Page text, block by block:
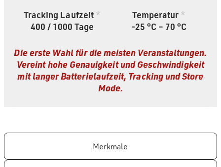
Tracking Laufzeit *
400 / 1000 Tage
Temperatur *
-25 °C – 70 °C
Die erste Wahl für die meisten Veranstaltungen.
Vereint hohe Genauigkeit und Geschwindigkeit
mit langer Batterielaufzeit, Tracking und Store
Mode.
Merkmale